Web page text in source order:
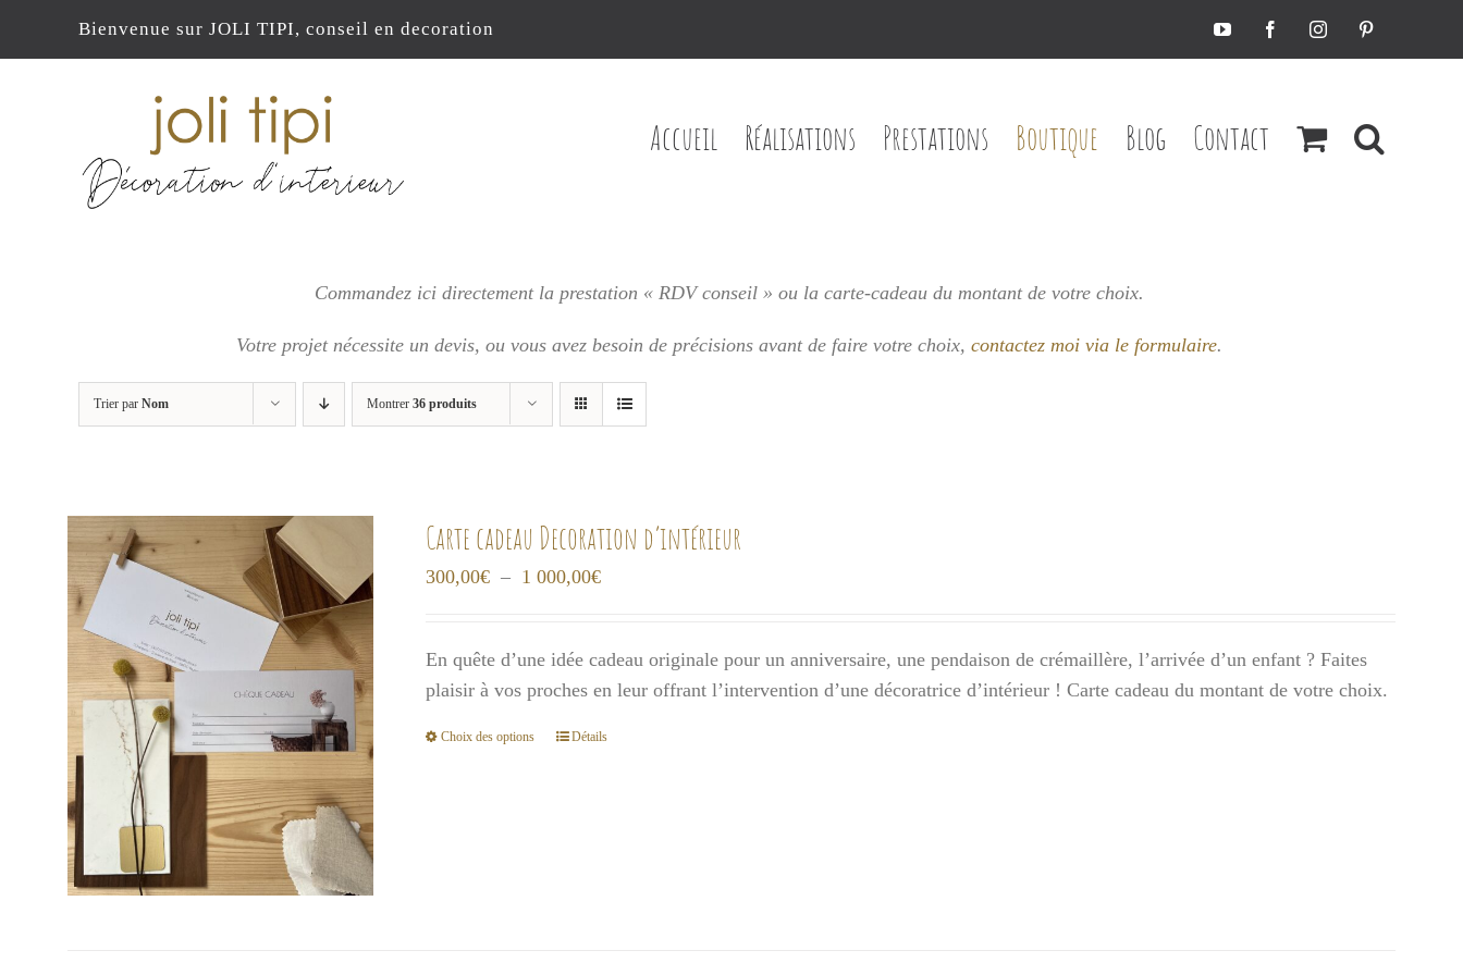
Bienvenue sur JOLI TIPI, conseil en decoration YouTubeFacebookInstagramPinterest
Accueil Réalisations Prestations Boutique Blog Contact
Commandez ici directement la prestation « RDV conseil » ou la carte-cadeau du montant de votre choix.
Votre projet nécessite un devis, ou vousavez besoin de précisions avant de faire votre choix, contactez moi via le formulaire.
Trier par Nom Montrer 36 produits
Carte cadeau Decoration d’intérieur
300,00€ – 1 000,00€Plage
300,00€
à
1
En quête d’une idée cadeau originale pour un anniversaire, une pendaison de crémaillère, l’arrivée d’un enfant ? Faites
plaisir à vos proches en leur offrant l’intervention d’une décoratrice d’intérieur ! Carte cadeau du montant de votre choix.
Choix des options
CeDétails